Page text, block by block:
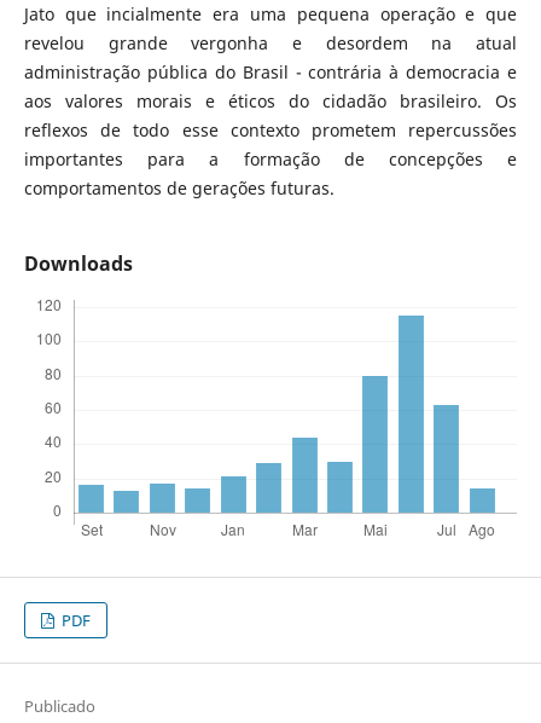
Jato que incialmente era uma pequena operação e que
revelou grande vergonha e desordem na atual
administração pública do Brasil - contrária à democracia e
aos valores morais e éticos do cidadão brasileiro. Os
reflexos de todo esse contexto prometem repercussões
importantes para a formação de concepções e
comportamentos de gerações futuras.
Downloads
PDF
Publicado